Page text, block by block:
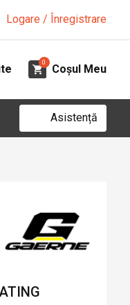
Logare / Înregistrare
0
Coșul Meu
Asistență